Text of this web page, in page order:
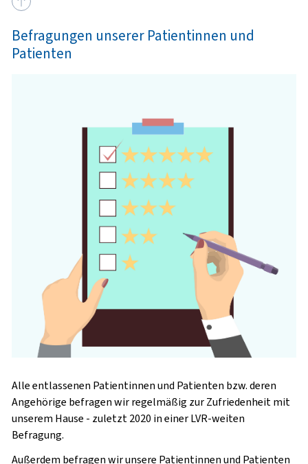
Befragungen unserer Patientinnen und
Patienten
Alle entlassenen Patientinnen und Patienten bzw. deren
Angehörige befragen wir regelmäßig zur Zufriedenheit mit
unserem Hause - zuletzt 2020 in einer LVR-weiten
Befragung.
Außerdem befragen wir unsere Patientinnen und Patienten